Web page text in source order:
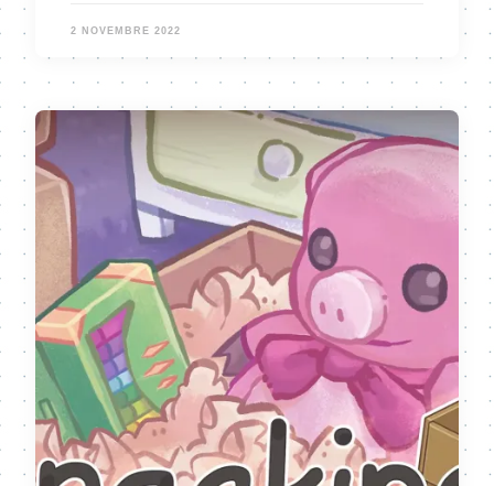
2 NOVEMBRE 2022